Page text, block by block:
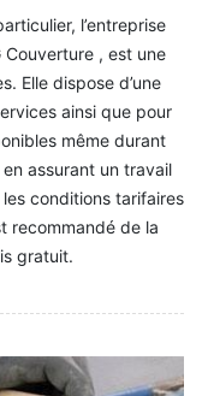
l’entreprise
, est une
Elle dispose d’une
ainsi que pour
même durant
assurant un travail
conditions tarifaires
recommandé de la
gratuit.